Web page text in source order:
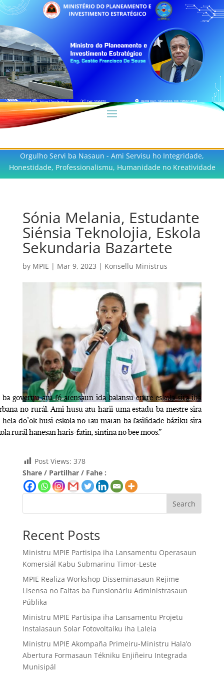
Orgulho Servi ba Nasaun - Ami Servisu ho Integridade,
Honestidade, Professionalismu, Humanidade no Kreatividade
Sónia Melania, Estudante
Siénsia Teknolojia, Eskola
Sekundaria Bazartete
by MPIE | Mar 9, 2023 | Konsellu Ministrus
ba governu atu fó atensaun ida balansu entre eskola sira iha
no rurál. Ami husu atu harii uma estadu ba mestre sira
hela do’ok husi eskola no tau matan ba fasilidade báziku sira
rurál hanesan haris-fatin, sintina no bee moos.”
Post Views: 378
Share / Partilhar / Fahe :
Search
Recent Posts
Ministru MPIE Partisipa iha Lansamentu Operasaun
Komersiál Kabu Submarinu Timor-Leste
MPIE Realiza Workshop Disseminasaun Rejime
Lisensa no Faltas ba Funsionáriu Administrasaun
Públika
Ministru MPIE Partisipa iha Lansamentu Projetu
Instalasaun Solar Fotovoltaiku iha Laleia
Ministru MPIE Akompaña Primeiru-Ministru Hala’o
Abertura Formasaun Tékniku Enjiñeiru Integrada
Munisipál